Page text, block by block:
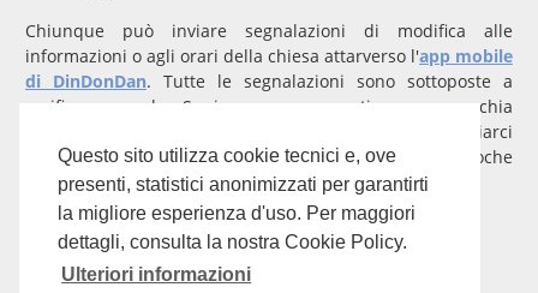
Questo sito utilizza cookie tecnici e, ove
presenti, statistici anonimizzati per garantirti
la migliore esperienza d'uso. Per maggiori
dettagli, consulta la nostra Cookie Policy.
Ulteriori informazioni
Chiunque può inviare segnalazioni di modifica alle
informazioni o agli orari della chiesa attarverso l'app mobile
di DinDonDan. Tutte le segnalazioni sono sottoposte a
verifica manuale. Se invece rappresenti una parrocchia
con un account verificato per inviarci
comunicazioni prioritarie che saranno gestite entro poche
Per qualunque domanda scrivi ainfo@dindondan.app